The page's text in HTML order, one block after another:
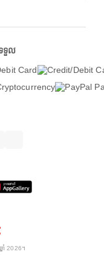
ទួល
ាំ 2026។